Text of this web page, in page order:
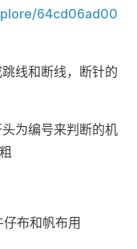
64cd06ad00
线和断线，断针的
为编号来判断的机
布和帆布用